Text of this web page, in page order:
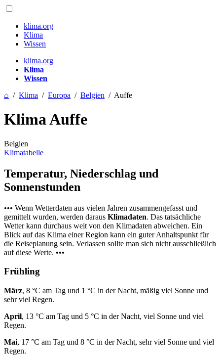
klima.org
Klima
Wissen
klima.org
Klima
Wissen
⌂ / Klima / Europa / Belgien / Auffe
Klima Auffe
Belgien
Klimatabelle
Temperatur, Niederschlag und
Sonnenstunden
••• Wenn Wetterdaten aus vielen Jahren zusammengefasst und
gemittelt wurden, werden daraus Klimadaten. Das tatsächliche
Wetter kann durchaus weit von den Klimadaten abweichen. Ein
Blick auf das Klima einer Region kann ein guter Anhaltspunkt für
die Reiseplanung sein. Verlassen sollte man sich nicht ausschließlich
auf diese Werte. •••
Frühling
März, 8 °C am Tag und 1 °C in der Nacht, mäßig viel Sonne und
sehr viel Regen.
April, 13 °C am Tag und 5 °C in der Nacht, viel Sonne und viel
Regen.
Mai, 17 °C am Tag und 8 °C in der Nacht, sehr viel Sonne und viel
Regen.